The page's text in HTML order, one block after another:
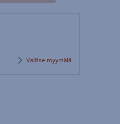
Valitse myymälä